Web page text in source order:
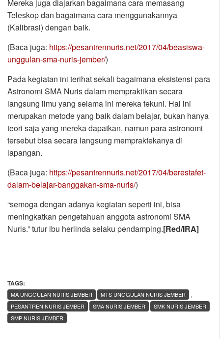
Mereka juga diajarkan bagaimana cara memasang
Teleskop dan bagaimana cara menggunakannya
(Kalibrasi) dengan baik.
(Baca juga: https://pesantrennuris.net/2017/04/beasiswa-
unggulan-sma-nuris-jember/)
Pada kegiatan ini terihat sekali bagaimana eksistensi para
Astronomi SMA Nuris dalam mempraktikan secara
langsung ilmu yang selama ini mereka tekuni. Hal ini
merupakan metode yang baik dalam belajar, bukan hanya
teori saja yang mereka dapatkan, namun para astronomi
tersebut bisa secara langsung mempraktekanya di
lapangan.
(Baca juga: https://pesantrennuris.net/2017/04/berestafet-
dalam-belajar-banggakan-sma-nuris/)
“semoga dengan adanya kegiatan seperti ini, bisa
meningkatkan pengetahuan anggota astronomi SMA
Nuris.” tutur ibu herlinda selaku pendamping.[Red/IRA]
TAGS:
,
MA UNGGULAN NURIS JEMBER
MTS UNGGULAN NURIS JEMBER
PESANTREN NURIS JEMBER
SMA NURIS JEMBER
SMK NURIS JEMBER
SMP NURIS JEMBER